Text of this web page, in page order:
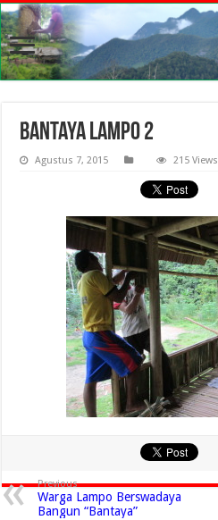
bantaya lampo 2
Agustus 7, 2015 215 Views
Previous
Warga Lampo Berswadaya
Bangun “Bantaya”